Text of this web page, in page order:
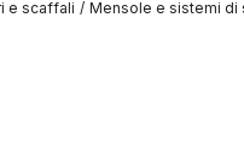
e scaffali / Mensole e sistemi di